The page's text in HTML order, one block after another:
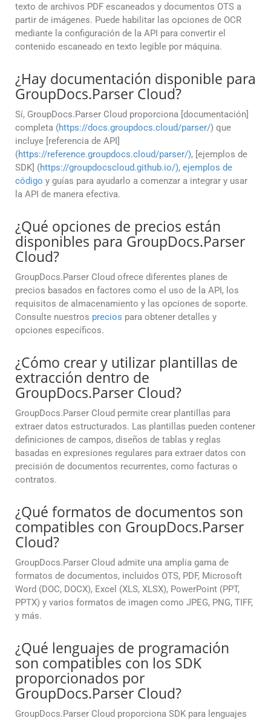
texto de archivos PDF escaneados y documentos OTS a
partir de imágenes. Puede habilitar las opciones de OCR
mediante la configuración de la API para convertir el
contenido escaneado en texto legible por máquina.
¿Hay documentación disponible para
GroupDocs.Parser Cloud?
Sí, GroupDocs.Parser Cloud proporciona [documentación]
completa (https://docs.groupdocs.cloud/parser/) que
incluye [referencia de API]
(https://reference.groupdocs.cloud/parser/), [ejemplos de
SDK] (https://groupdocscloud.github.io/), ejemplos de
código y guías para ayudarlo a comenzar a integrar y usar
la API de manera efectiva.
¿Qué opciones de precios están
disponibles para GroupDocs.Parser
Cloud?
GroupDocs.Parser Cloud ofrece diferentes planes de
precios basados en factores como el uso de la API, los
requisitos de almacenamiento y las opciones de soporte.
Consulte nuestros precios para obtener detalles y
opciones específicos.
¿Cómo crear y utilizar plantillas de
extracción dentro de
GroupDocs.Parser Cloud?
GroupDocs.Parser Cloud permite crear plantillas para
extraer datos estructurados. Las plantillas pueden contener
definiciones de campos, diseños de tablas y reglas
basadas en expresiones regulares para extraer datos con
precisión de documentos recurrentes, como facturas o
contratos.
¿Qué formatos de documentos son
compatibles con GroupDocs.Parser
Cloud?
GroupDocs.Parser Cloud admite una amplia gama de
formatos de documentos, incluidos OTS, PDF, Microsoft
Word (DOC, DOCX), Excel (XLS, XLSX), PowerPoint (PPT,
PPTX) y varios formatos de imagen como JPEG, PNG, TIFF,
y más.
¿Qué lenguajes de programación
son compatibles con los SDK
proporcionados por
GroupDocs.Parser Cloud?
GroupDocs.Parser Cloud proporciona SDK para lenguajes